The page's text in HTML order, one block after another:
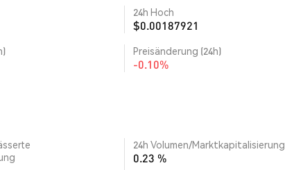
24h Hoch
$0.00187921
Preisänderung (24h)
-0.10%
24h Volumen/Marktkapitalisierung
0.23 %